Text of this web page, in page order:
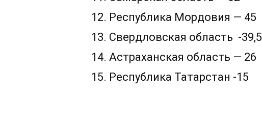
Республика Мордовия — 45
Свердловская область -39,5
Астраханская область — 26
Республика Татарстан -15